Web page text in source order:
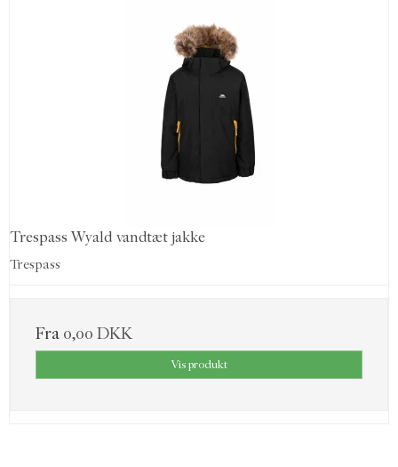
Trespass Wyald vandtæt jakke
Trespass
Fra 0,00 DKK
Vis produkt